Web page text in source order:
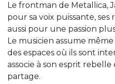
Le frontman de Metallica,
pour sa voix puissante, ses
aussi pour une passion
Le musicien assume
des espaces où ils sont
associe à son esprit
partage.